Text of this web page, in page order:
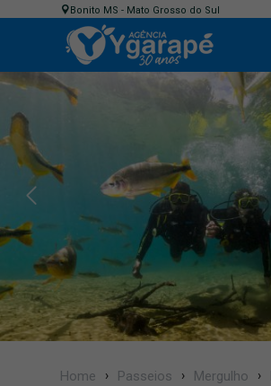
Bonito MS - Mato Grosso do Sul
Home Passeios Mergulho